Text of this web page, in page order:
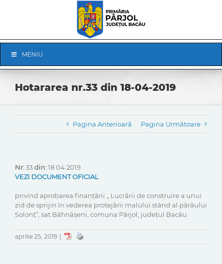
Navigation
MENIU
Hotararea nr.33 din 18-04-2019
Pagina Anterioară Pagina Următoare
Nr:33din:18 04 2019
VEZI DOCUMENT OFICIAL
privind aprobarea finanțării „ Lucrării de construire a unui
zid de sprijin în vederea protejării malului stând al pârâului
Solonț”, sat Băhnășeni, comuna Pârjol, județul Bacău
aprilie 25, 2019